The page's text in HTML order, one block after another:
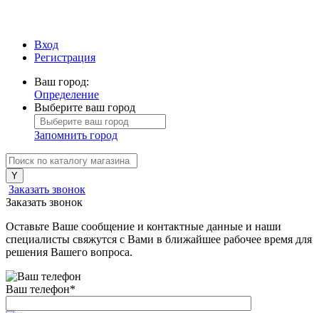
Вход
Регистрация
Ваш город:
Определение
Выберите ваш город
Запомнить город
Заказать звонок
Заказать звонок
Оставьте Ваше сообщение и контактные данные и наши
специалисты свяжутся с Вами в ближайшее рабочее время для
решения Вашего вопроса.
Ваш телефон*